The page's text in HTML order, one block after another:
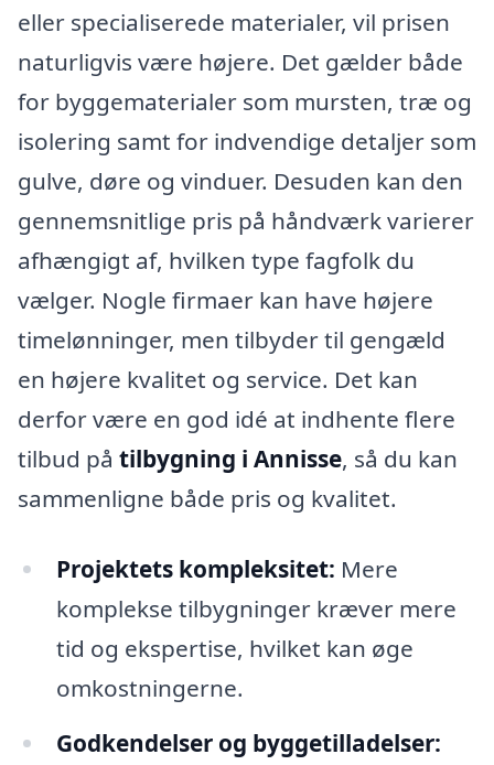
eller specialiserede materialer, vil prisen
naturligvis være højere. Det gælder både
for byggematerialer som mursten, træ og
isolering samt for indvendige detaljer som
gulve, døre og vinduer. Desuden kan den
gennemsnitlige pris på håndværk varierer
afhængigt af, hvilken type fagfolk du
vælger. Nogle firmaer kan have højere
timelønninger, men tilbyder til gengæld
en højere kvalitet og service. Det kan
derfor være en god idé at indhente flere
tilbud på tilbygning i Annisse, så du kan
sammenligne både pris og kvalitet.
Projektets kompleksitet: Mere
komplekse tilbygninger kræver mere
tid og ekspertise, hvilket kan øge
omkostningerne.
Godkendelser og byggetilladelser: